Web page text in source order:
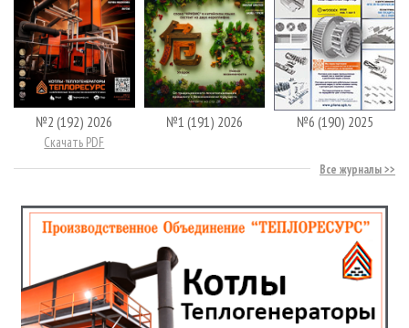
№2 (192) 2026
Скачать PDF
№1 (191) 2026 №6 (190) 2025
Все журналы